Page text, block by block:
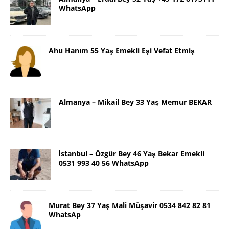
WhatsApp
Ahu Hanım 55 Yaş Emekli Eşi Vefat Etmiş
Almanya – Mikail Bey 33 Yaş Memur BEKAR
İstanbul – Özgür Bey 46 Yaş Bekar Emekli
0531 993 40 56 WhatsApp
Murat Bey 37 Yaş Mali Müşavir 0534 842 82 81
WhatsAp